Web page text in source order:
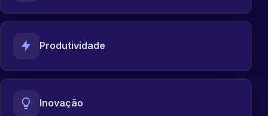
Produtividade
Inovação